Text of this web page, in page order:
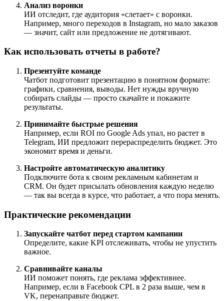
Анализ воронки
ИИ отследит, где аудитория «слетает» с воронки.
Например, много переходов в Instagram, но мало заказов
— значит, сайт или предложение не дотягивают.
Как использовать отчеты в работе?
Презентуйте команде
Чатбот подготовит презентацию в понятном формате:
графики, сравнения, выводы. Нет нужды вручную
собирать слайды — просто скачайте и покажите
результаты.
Принимайте быстрые решения
Например, если ROI по Google Ads упал, но растет в
Telegram, ИИ предложит перераспределить бюджет. Это
экономит время и деньги.
Настройте автоматическую аналитику
Подключите бота к своим рекламным кабинетам и
CRM. Он будет присылать обновления каждую неделю
— так вы всегда в курсе, что работает, а что пора менять.
Практические рекомендации
Запускайте чатбот перед стартом кампании
Определите, какие KPI отслеживать, чтобы не упустить
важное.
Сравнивайте каналы
ИИ поможет понять, где реклама эффективнее.
Например, если в Facebook CPL в 2 раза выше, чем в
VK, перенаправьте бюджет.